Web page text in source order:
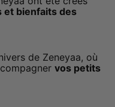
et bienfaits des
de Zeneyaa, où
vos petits